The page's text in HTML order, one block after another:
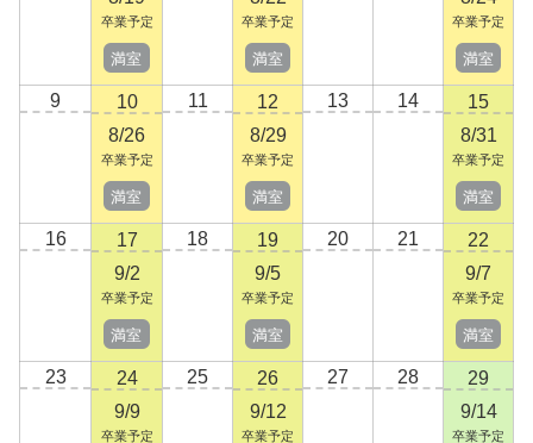
卒業予定
満室
卒業予定
満室
卒業予定
満室
9
10
8/26
卒業予定
満室
11
12
8/29
卒業予定
満室
13 14
15
8/31
卒業予定
満室
16
17
9/2
卒業予定
満室
18
19
9/5
卒業予定
満室
20 21
22
9/7
卒業予定
満室
23
24
9/9
卒業予定
25
26
9/12
卒業予定
27 28
29
9/14
卒業予定